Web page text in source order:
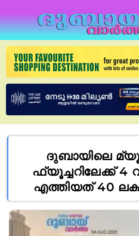
ദുബായിലെ
ഫ്യൂച്ചറിലേക്ക് 4
എത്തിയത് 40